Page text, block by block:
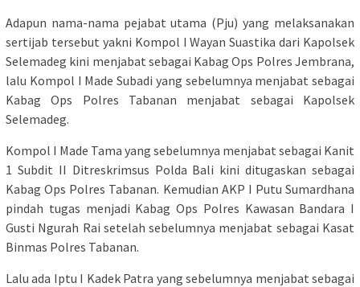
Adapun nama-nama pejabat utama (Pju) yang melaksanakan
sertijab tersebut yakni Kompol I Wayan Suastika dari Kapolsek
Selemadeg kini menjabat sebagai Kabag Ops Polres Jembrana,
lalu Kompol I Made Subadi yang sebelumnya menjabat sebagai
Kabag Ops Polres Tabanan menjabat sebagai Kapolsek
Selemadeg.
Kompol I Made Tama yang sebelumnya menjabat sebagai Kanit
1 Subdit II Ditreskrimsus Polda Bali kini ditugaskan sebagai
Kabag Ops Polres Tabanan. Kemudian AKP I Putu Sumardhana
pindah tugas menjadi Kabag Ops Polres Kawasan Bandara I
Gusti Ngurah Rai setelah sebelumnya menjabat sebagai Kasat
Binmas Polres Tabanan.
Lalu ada Iptu I Kadek Patra yang sebelumnya menjabat sebagai